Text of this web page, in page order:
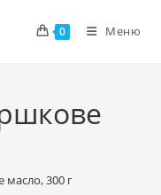
0 Меню
300 г